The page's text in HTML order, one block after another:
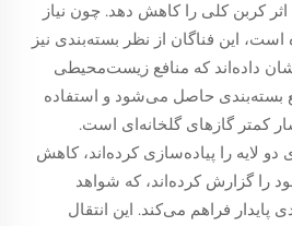
کربن کلی را کاهش دهد. چون نیاز
این فناگان از نظر بسته‌بندی نیز
داده‌اند که منافع زیست‌محیطی
بسته‌بندی حاصل می‌شود و استفاده
کمتر گازهای گلخانه‌ای است.
لایه را پیاده‌سازی کرده‌اند، کاهش
را گزارش کرده‌اند، که شواهد
پایدار فراهم می‌کند. این انتقال